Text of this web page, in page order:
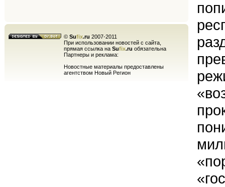
© Sufix.ru 2007-2011
При использовании новостей с сайта,
прямая ссылка на Sufix.ru обязательна
Партнеры и реклама:
Новостные материалы предоставлены
агентством Новый Регион